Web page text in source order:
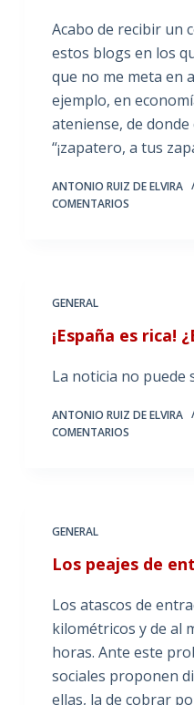
Acabo de recibir un
estos blogs en los
que no me meta en
ejemplo, en
ateniense, de
“¡zapatero, a tus
ANTONIO RUIZ DE ELVIRA
COMENTARIOS
GENERAL
¡España es rica!
La noticia no puede
ANTONIO RUIZ DE ELVIRA
COMENTARIOS
GENERAL
Los peajes de
Los atascos de
kilométricos y de al
horas. Ante este
sociales proponen
ellas, la de cobrar